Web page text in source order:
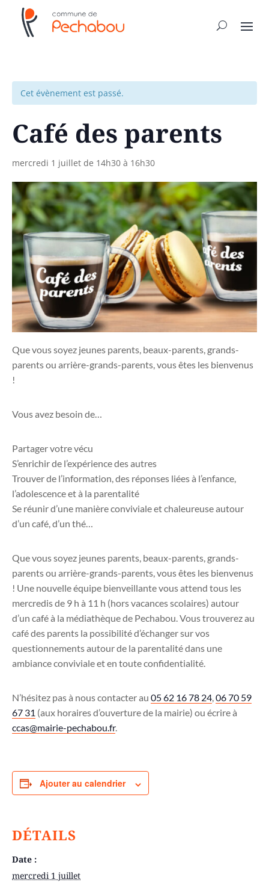
Cet évènement est passé.
Café des parents
mercredi 1 juillet de 14h30 à 16h30
Que vous soyez jeunes parents, beaux-parents, grands-
parents ou arrière-grands-parents, vous êtes les bienvenus
!
Vous avez besoin de…
Partager votre vécu
S’enrichir de l’expérience des autres
Trouver de l’information, des réponses liées à l’enfance,
l’adolescence et à la parentalité
Se réunir d’une manière conviviale et chaleureuse autour
d’un café, d’un thé…
Que vous soyez jeunes parents, beaux-parents, grands-
parents ou arrière-grands-parents, vous êtes les bienvenus
! Une nouvelle équipe bienveillante vous attend tous les
mercredis de 9 h à 11 h (hors vacances scolaires) autour
d’un café à la médiathèque de Pechabou. Vous trouverez au
café des parents la possibilité d’échanger sur vos
questionnements autour de la parentalité dans une
ambiance conviviale et en toute confidentialité.
N’hésitez pas à nous contacter au 05 62 16 78 24,06 70 59
67 31 (aux horaires d’ouverture de la mairie) ou écrire à
ccas@mairie-pechabou.fr.
Ajouter au calendrier
DÉTAILS
Date :
mercredi 1 juillet